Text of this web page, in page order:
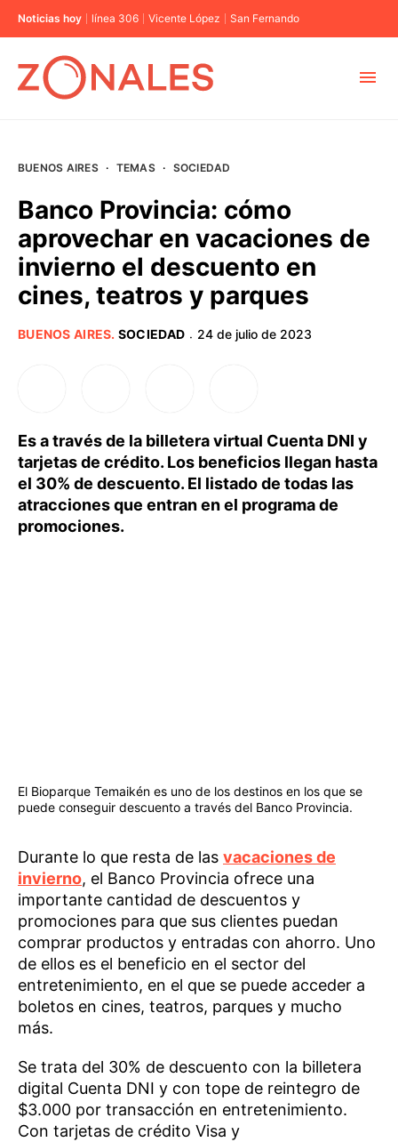
Noticias hoy línea 306 Vicente López San Fernando
BUENOS AIRES
PROVINCIAS
BUENOS AIRES · TEMAS · SOCIEDAD
Banco Provincia: cómo
aprovechar en vacaciones de
invierno el descuento en
cines, teatros y parques
BUENOS AIRES. SOCIEDAD · 24 de julio de 2023
Es a través de la billetera virtual Cuenta DNI y
tarjetas de crédito. Los beneficios llegan hasta
el 30% de descuento. El listado de todas las
atracciones que entran en el programa de
promociones.
El Bioparque Temaikén es uno de los destinos en los que se
puede conseguir descuento a través del Banco Provincia.
Durante lo que resta de las vacaciones de
invierno, el Banco Provincia ofrece una
importante cantidad de descuentos y
promociones para que sus clientes puedan
comprar productos y entradas con ahorro. Uno
de ellos es el beneficio en el sector del
entretenimiento, en el que se puede acceder a
boletos en cines, teatros, parques y mucho
más.
Se trata del 30% de descuento con la billetera
digital Cuenta DNI y con tope de reintegro de
$3.000 por transacción en entretenimiento.
Con tarjetas de crédito Visa y